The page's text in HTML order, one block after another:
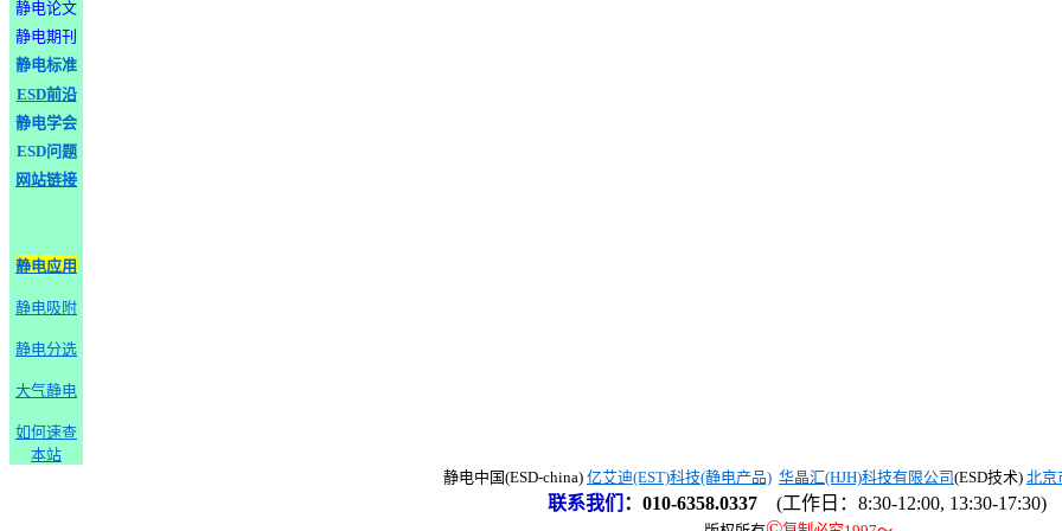
静电论文
静电期刊
静电标准
ESD前沿
静电学会
ESD问题
网站链接
静电应用
静电吸附
静电分选
大气静电
如何速查
本站
静电中国(ESD-china) 亿艾迪(EST)科技(静电产品) 华晶汇(HJH)科技有限公司(ESD技术) 北京
联系我们 ： 010-6358.0337 (工作日：8:30-12:00, 13:30-17:30)